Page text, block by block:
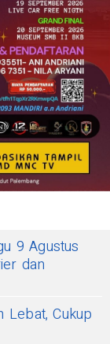
9 Agustus
dan
Lebat, Cukup